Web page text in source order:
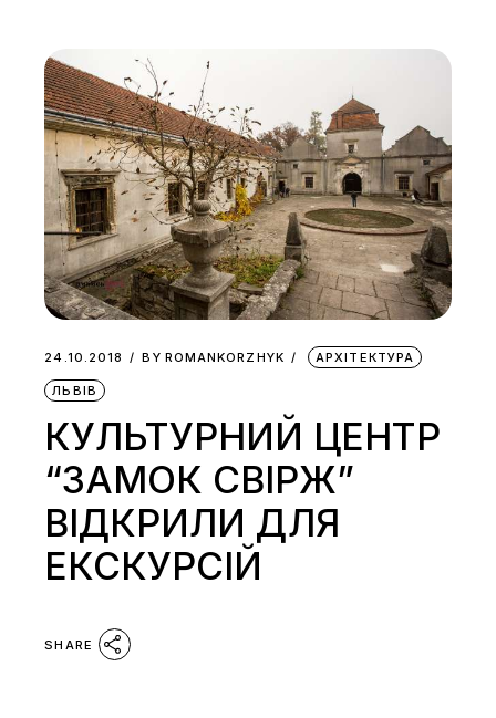
24.10.2018 BY ROMANKORZHYK АРХІТЕКТУРА
ЛЬВІВ
КУЛЬТУРНИЙ ЦЕНТР
“ЗАМОК СВІРЖ”
ВІДКРИЛИ ДЛЯ
ЕКСКУРСІЙ
SHARE